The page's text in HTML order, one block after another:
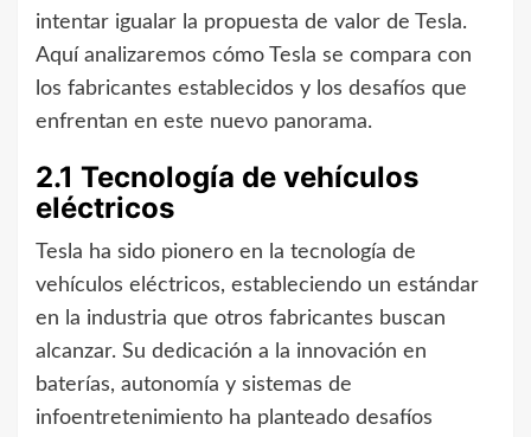
intentar igualar la propuesta de valor de Tesla.
Aquí analizaremos cómo Tesla se compara con
los fabricantes establecidos y los desafíos que
enfrentan en este nuevo panorama.
2.1 Tecnología de vehículos
eléctricos
Tesla ha sido pionero en la tecnología de
vehículos eléctricos, estableciendo un estándar
en la industria que otros fabricantes buscan
alcanzar. Su dedicación a la innovación en
baterías, autonomía y sistemas de
infoentretenimiento ha planteado desafíos